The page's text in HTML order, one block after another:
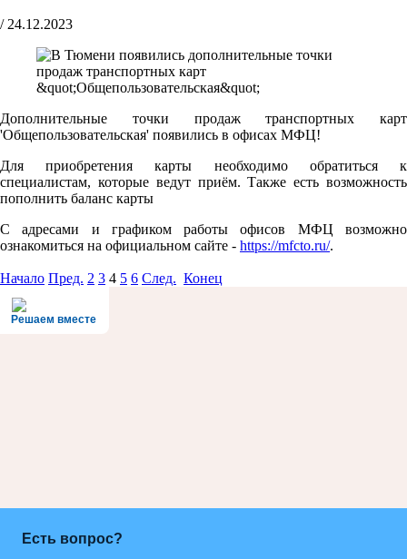
/ 24.12.2023
Дополнительные точки продаж транспортных карт
'Общепользовательская' появились в офисах МФЦ!
Для приобретения карты необходимо обратиться к
специалистам, которые ведут приём. Также есть возможность
пополнить баланс карты
С адресами и графиком работы офисов МФЦ возможно
ознакомиться на официальном сайте - https://mfcto.ru/.
Начало Пред. 2 3 4 5 6 След. Конец
Решаем вместе
Есть вопрос?